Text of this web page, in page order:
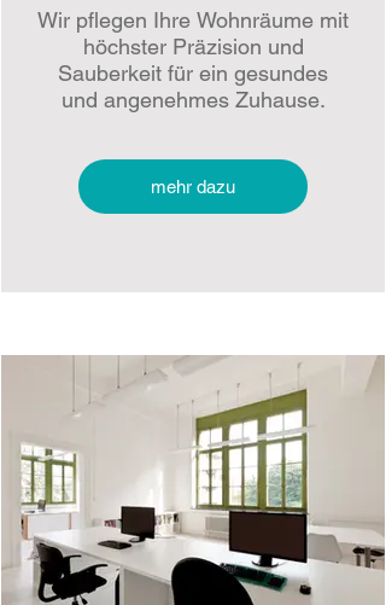
Wir pflegen Ihre Wohnräume mit
höchster Präzision und
Sauberkeit für ein gesundes
und angenehmes Zuhause.
mehr dazu